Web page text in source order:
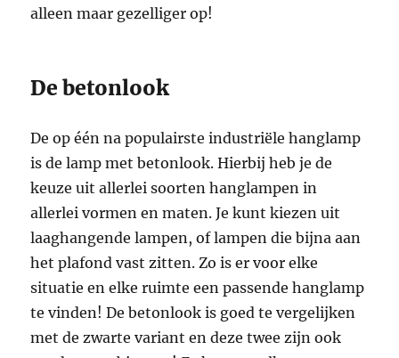
alleen maar gezelliger op!
De betonlook
De op één na populairste industriële hanglamp
is de lamp met betonlook. Hierbij heb je de
keuze uit allerlei soorten hanglampen in
allerlei vormen en maten. Je kunt kiezen uit
laaghangende lampen, of lampen die bijna aan
het plafond vast zitten. Zo is er voor elke
situatie en elke ruimte een passende hanglamp
te vinden! De betonlook is goed te vergelijken
met de zwarte variant en deze twee zijn ook